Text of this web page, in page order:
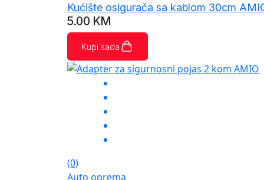
Kućište osigurača sa kablom 30cm
5.00 KM
Kupi sada
(0)
Auto oprema